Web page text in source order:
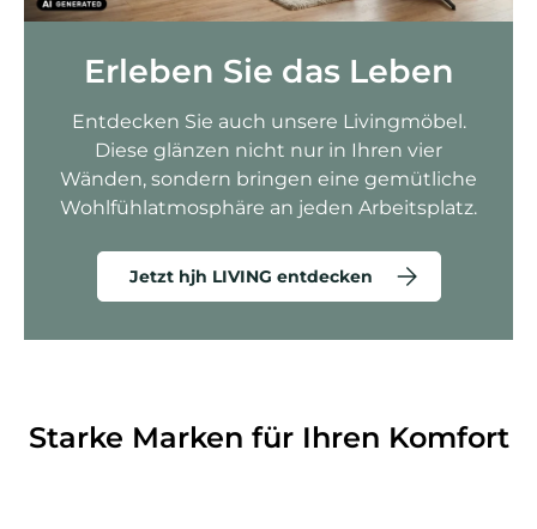
Erleben Sie das Leben
Entdecken Sie auch unsere Livingmöbel.
Diese glänzen nicht nur in Ihren vier
Wänden, sondern bringen eine gemütliche
Wohlfühlatmosphäre an jeden Arbeitsplatz.
Jetzt hjh LIVING entdecken
Starke Marken für Ihren Komfort